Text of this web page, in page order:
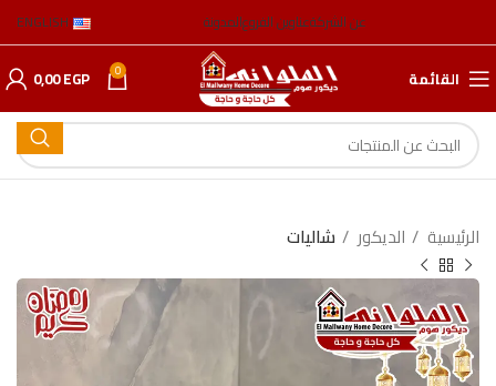
عن الشركةعناوين الفروعالمدونة ENGLISH
القائمة 0
0,00EGP
الرئيسية الدیكور شالیات